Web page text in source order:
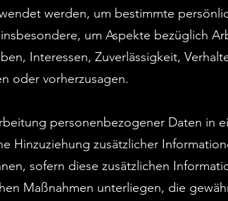
werden, um bestimmte
um Aspekte bezüglich
Interessen, Zuverlässigkeit,
oder vorherzusagen.
personenbezogener Daten in
Hinzuziehung zusätzlicher
sofern diese zusätzlichen
Maßnahmen unterliegen, die